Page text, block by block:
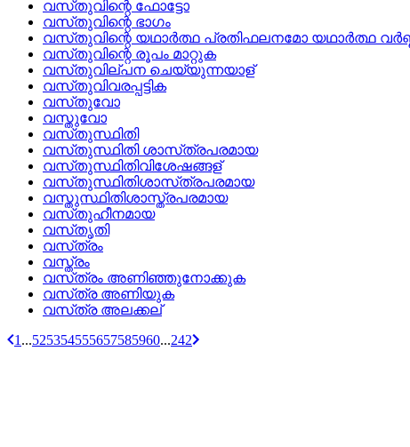
വസ്‌തുവിന്റെ ഫോട്ടോ
വസ്‌തുവിന്റെ ഭാഗം
വസ്‌തുവിന്റെ യഥാര്‍ത്ഥ പ്രതിഫലനമോ യഥാര്‍ത്ഥ
വസ്‌തുവിന്റെ രൂപം മാറ്റുക
വസ്‌തുവില്‌പന ചെയ്യുന്നയാള്
വസ്‌തുവിവരപ്പട്ടിക
വസ്‌തുവോ
വസ്തുവോ
വസ്‌തുസ്ഥിതി
വസ്‌തുസ്ഥിതി ശാസ്‌ത്രപരമായ
വസ്‌തുസ്ഥിതിവിശേഷങ്ങള്
വസ്‌തുസ്ഥിതിശാസ്‌ത്രപരമായ
വസ്തുസ്ഥിതിശാസ്ത്രപരമായ
വസ്‌തുഹീനമായ
വസ്‌തൃതി
വസ്‌ത്രം
വസ്ത്രം
വസ്‌ത്രം അണിഞ്ഞുനോക്കുക
വസ്‌ത്ര അണിയുക
വസ്‌ത്ര അലക്കല്
1 ...525354555657585960...242